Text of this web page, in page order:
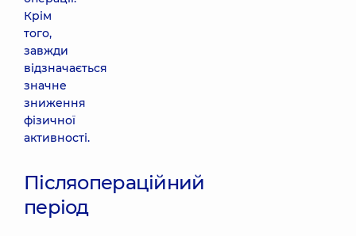
Крім
того,
завжди
відзначається
значне
зниження
фізичної
активності.
Післяопераційний
період